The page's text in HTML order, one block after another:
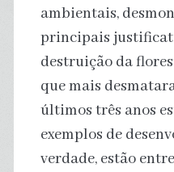
ambientais,
principais
destruição da
que mais
últimos três anos
exemplos de
verdade, estão